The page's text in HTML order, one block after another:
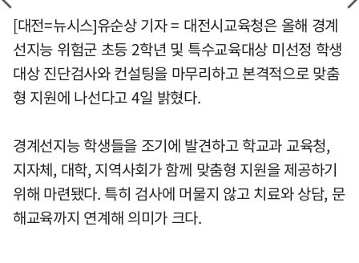
[대전=뉴시스]유순상 기자 = 대전시교육청은 올해 경계
선지능 위험군 초등 2학년 및 특수교육대상 미선정 학생
대상 진단검사와 컨설팅을 마무리하고 본격적으로 맞춤
형 지원에 나선다고 4일 밝혔다.
경계선지능 학생들을 조기에 발견하고 학교과 교육청,
지자체, 대학, 지역사회가 함께 맞춤형 지원을 제공하기
위해 마련됐다. 특히 검사에 머물지 않고 치료와 상담, 문
해교육까지 연계해 의미가 크다.